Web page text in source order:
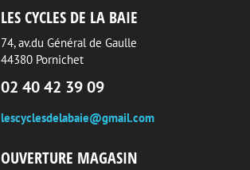
LES CYCLES DE LA BAIE
74, av.du Général de Gaulle
44380 Pornichet
02 40 42 39 09
lescyclesdelabaie@gmail.com
OUVERTURE MAGASIN